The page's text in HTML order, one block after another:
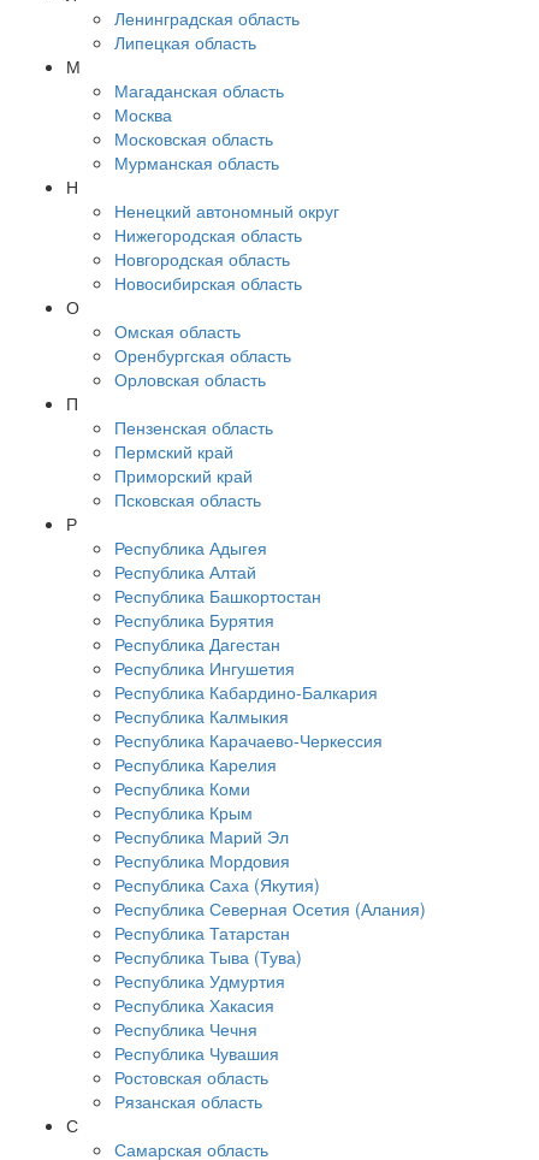
Ленинградская область
Липецкая область
М
Магаданская область
Москва
Московская область
Мурманская область
Н
Ненецкий автономный округ
Нижегородская область
Новгородская область
Новосибирская область
О
Омская область
Оренбургская область
Орловская область
П
Пензенская область
Пермский край
Приморский край
Псковская область
Р
Республика Адыгея
Республика Алтай
Республика Башкортостан
Республика Бурятия
Республика Дагестан
Республика Ингушетия
Республика Кабардино-Балкария
Республика Калмыкия
Республика Карачаево-Черкессия
Республика Карелия
Республика Коми
Республика Крым
Республика Марий Эл
Республика Мордовия
Республика Саха (Якутия)
Республика Северная Осетия (Алания)
Республика Татарстан
Республика Тыва (Тува)
Республика Удмуртия
Республика Хакасия
Республика Чечня
Республика Чувашия
Ростовская область
Рязанская область
С
Самарская область